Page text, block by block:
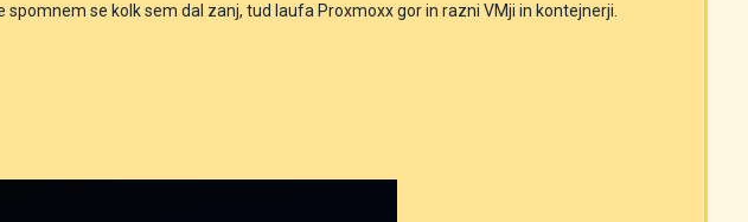
se kolk sem dal zanj, tud laufa Proxmoxx gor in razni VMji in kontejnerji.